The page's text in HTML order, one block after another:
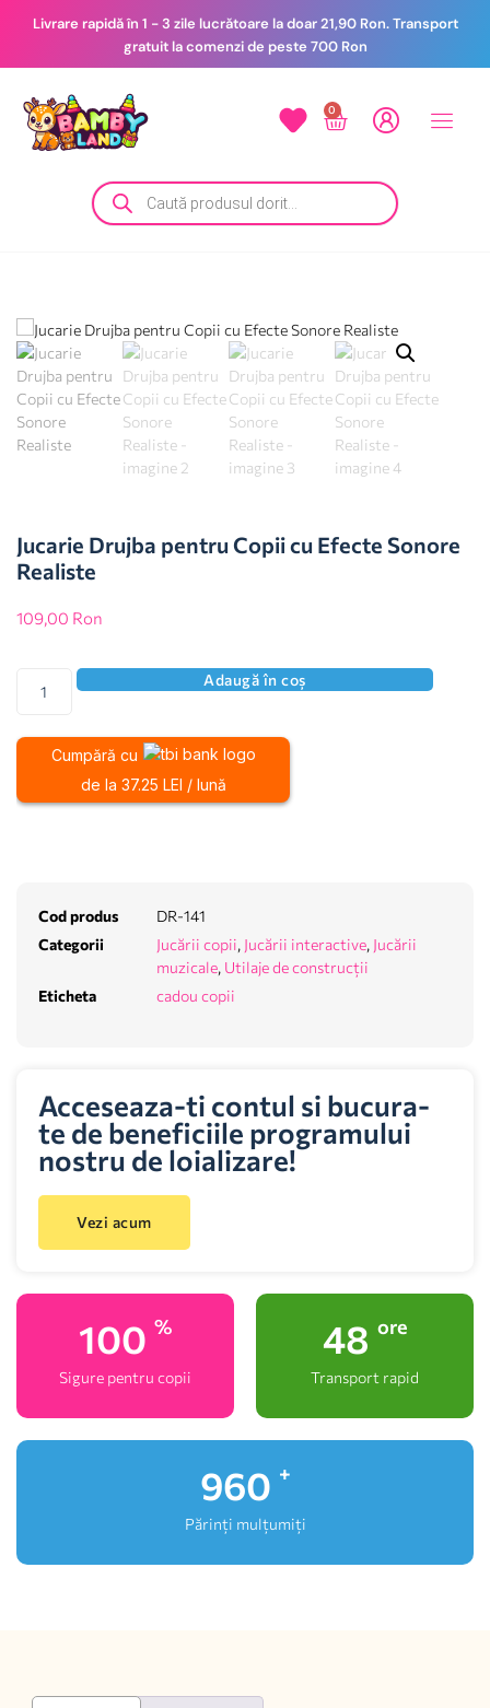
Livrare rapidă în 1 - 3 zile lucrătoare la doar 21,90 Ron. Transport
gratuit la comenzi de peste 700 Ron
0
Jucarie Drujba pentru Copii cu Efecte Sonore
Realiste
109,00 Ron
Adaugă în coș
Cumpără cu
de la 37.25 LEI / lună
Cod produs
DR-141
Categorii
Jucării copii, Jucării interactive, Jucării
muzicale, Utilaje de construcții
Eticheta
cadou copii
Acceseaza-ti contul si bucura-
te de beneficiile programului
nostru de loializare!
Vezi acum
100 %
Sigure pentru copii
48 ore
Transport rapid
1,000
Părinți mulțumiți